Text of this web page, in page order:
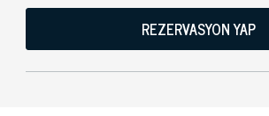
REZERVASYON YAP